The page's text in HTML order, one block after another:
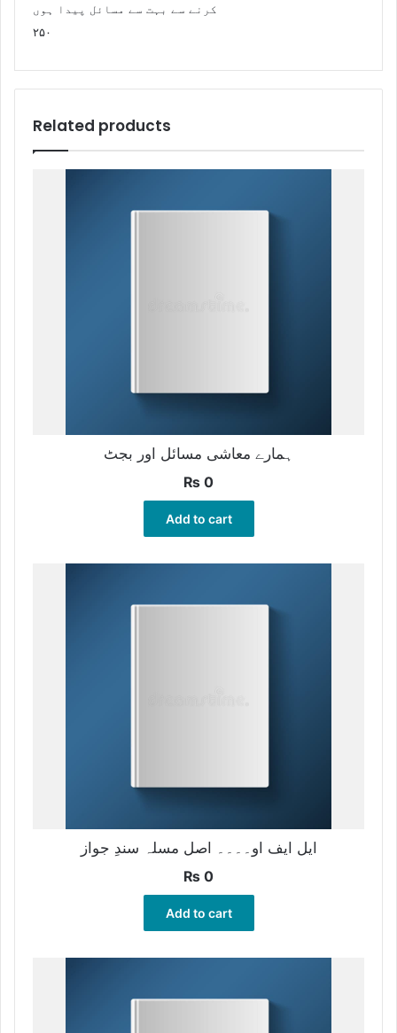
کرنے سے بہت سے مسائل پیدا ہوں
۲۵۰
Related products
ہمارے معاشی مسائل اور بجٹ
₨ 0
Add to cart
ایل ایف او۔۔۔۔ اصل مسلہ سندِ جواز
₨ 0
Add to cart